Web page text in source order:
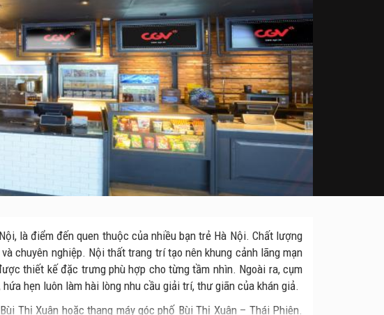
là điểm đến quen thuộc của nhiều bạn trẻ Hà Nội. Chất lượng
chuyên nghiệp. Nội thất trang trí tạo nên khung cảnh lãng mạn
thiết kế đặc trưng phù hợp cho từng tầm nhìn. Ngoài ra, cụm
hẹn luôn làm hài lòng nhu cầu giải trí, thư giãn của khán giả.
Thị Xuân hoặc thang máy góc phố Bùi Thị Xuân – Thái Phiên.